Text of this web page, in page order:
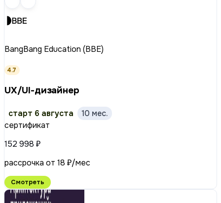
BangBang Education (BBE)
4.7
UX/UI-дизайнер
старт 6 августа
10 мес.
сертификат
152 998 ₽
рассрочка от 18 ₽/мес
Смотреть